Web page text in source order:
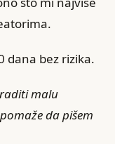
dana bez rizika.
malu
da pišem